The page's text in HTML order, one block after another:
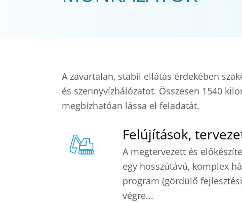
A zavartalan, stabil ellátás érdekében
és szennyvízhálózatot. Összesen 1540
megbízhatóan lássa el feladatát.
Felújítások,
A megtervezett és
egy hosszútávú, komplex
program (gördülő
végre...